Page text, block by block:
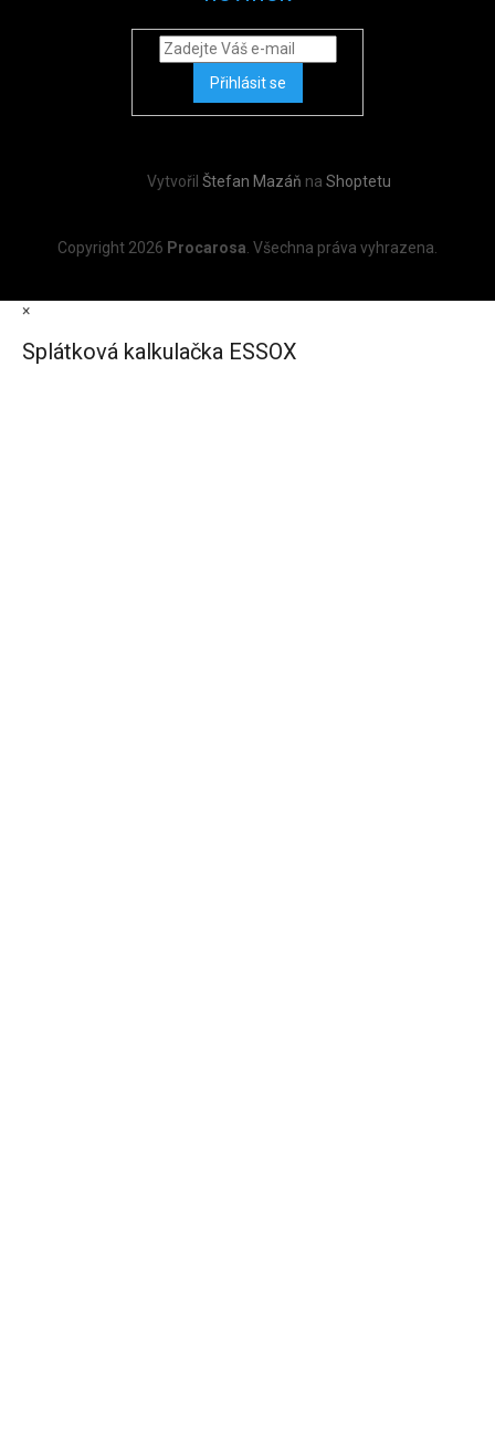
Přihlásit se
Vytvořil Štefan Mazáň na Shoptetu
Copyright 2026 Procarosa . Všechna práva vyhrazena.
×
Splátková kalkulačka ESSOX